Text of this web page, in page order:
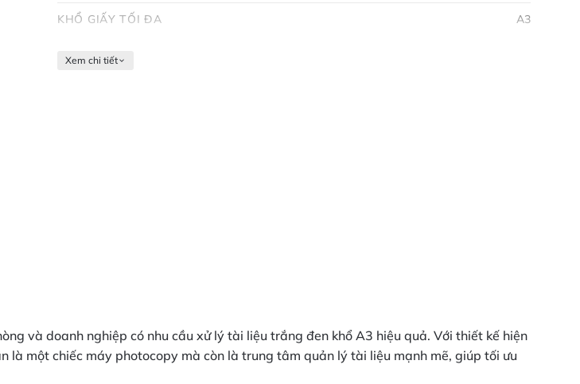
KHỔ GIẤY TỐI ĐA A3
Xem chi tiết
và doanh nghiệp có nhu cầu xử lý tài liệu trắng đen khổ A3 hiệu quả. Với thiết kế hiện
là một chiếc máy photocopy mà còn là trung tâm quản lý tài liệu mạnh mẽ, giúp tối ưu